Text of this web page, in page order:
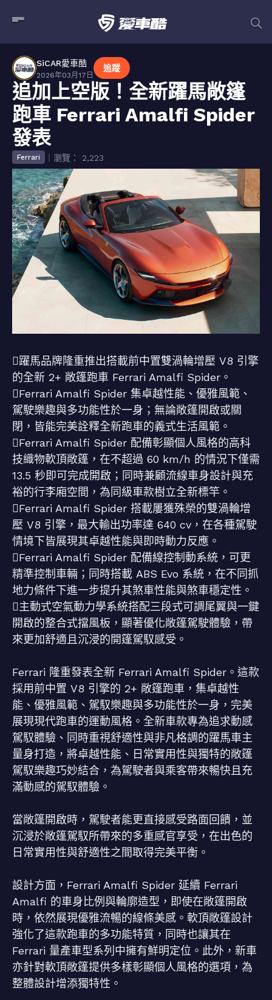
SiCAR愛車酷
2026年03月17日
追蹤
追加上空版！全新躍馬敞篷
跑車 Ferrari Amalfi Spider
發表
Ferrari ｜瀏覽： 2,223
躍馬品牌隆重推出搭載前中置雙渦輪增壓 V8 引擎
的全新 2+ 敞篷跑車 Ferrari Amalfi Spider。
Ferrari Amalfi Spider 集卓越性能、優雅風範、
駕駛樂趣與多功能性於一身；無論敞篷開啟或關
閉，皆能完美詮釋全新跑車的義式生活風範。
Ferrari Amalfi Spider 配備彰顯個人風格的高科
技織物軟頂敞篷，在不超過 60 km/h 的情況下僅需
13.5 秒即可完成開啟；同時兼顧流線車身設計與充
裕的行李廂空間，為同級車款樹立全新標竿。
Ferrari Amalfi Spider 搭載屢獲殊榮的雙渦輪增
壓 V8 引擎，最大輸出功率達 640 cv，在各種駕駛
情境下皆展現其卓越性能與即時動力反應。
Ferrari Amalfi Spider 配備線控制動系統，可更
精準控制車輛；同時搭載 ABS Evo 系統，在不同抓
地力條件下進一步提升其煞車性能與煞車穩定性。
主動式空氣動力學系統搭配三段式可調尾翼與一鍵
開啟的整合式擋風板，顯著優化敞篷駕駛體驗，帶
來更加舒適且沉浸的開篷駕馭感受。
Ferrari 隆重發表全新 Ferrari Amalfi Spider。這款
採用前中置 V8 引擎的 2+ 敞篷跑車，集卓越性
能、優雅風範、駕馭樂趣與多功能性於一身，完美
展現現代跑車的運動風格。全新車款專為追求動感
駕馭體驗、同時重視舒適性與非凡格調的躍馬車主
量身打造，將卓越性能、日常實用性與獨特的敞篷
駕馭樂趣巧妙結合，為駕駛者與乘客帶來暢快且充
滿動感的駕馭體驗。
當敞篷開啟時，駕駛者能更直接感受路面回饋，並
沉浸於敞篷駕馭所帶來的多重感官享受，在出色的
日常實用性與舒適性之間取得完美平衡。
設計方面，Ferrari Amalfi Spider 延續 Ferrari
Amalfi 的車身比例與輪廓造型，即使在敞篷開啟
時，依然展現優雅流暢的線條美感。軟頂敞篷設計
強化了這款跑車的多功能特質，同時也讓其在
Ferrari 量產車型系列中擁有鮮明定位。此外，新車
亦針對軟頂敞篷提供多樣彰顯個人風格的選項，為
整體設計增添獨特性。